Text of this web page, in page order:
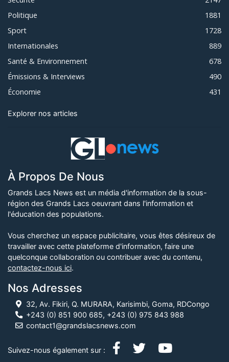
Politique
1881
Sport
1728
Internationales
889
Santé & Environnement
678
Émissions & Interviews
490
Économie
431
Explorer nos articles
À Propos De Nous
Grands Lacs News est un média d'information de la sous-
région des Grands Lacs oeuvrant dans l'information et
l'éducation des populations.
Vous cherchez un espace publicitaire, vous êtes désireux de
travailler avec cette plateforme d'information, faire une
quelconque collaboration ou contribuer avec du contenu,
contactez-nous ici.
Nos Adresses
32, Av. Fikiri, Q. MURARA, Karisimbi, Goma, RDCongo
+243 (0) 851 900 685, +243 (0) 975 843 988
contact1@grandslacsnews.com
Suivez-nous également sur :